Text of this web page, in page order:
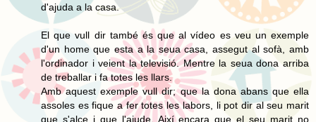
d'ajuda a la casa.
El que vull dir també és que al vídeo es veu un exemple
d'un home que esta a la seua casa, assegut al sofà, amb
l'ordinador i veient la televisió. Mentre la seua dona arriba
de treballar i fa totes les llars.
Amb aquest exemple vull dir; que la dona abans que ella
assoles es fique a fer totes les labors, li pot dir al seu marit
que s'alce i que l'ajude. Així encara que el seu marit no